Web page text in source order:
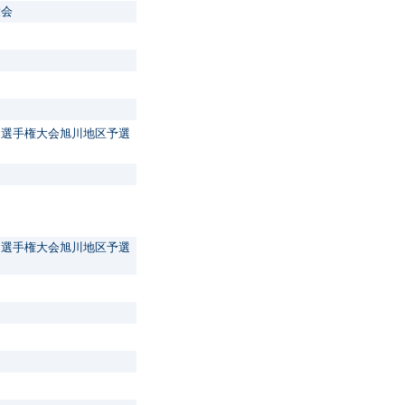
手権大会旭川地区予選
手権大会旭川地区予選